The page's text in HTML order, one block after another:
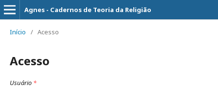
Agnes - Cadernos de Teoria da Religião
Início / Acesso
Acesso
Usuário *